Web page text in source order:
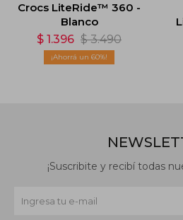
Crocs LiteRide™ 360 -
Blanco
$ 1.396 $ 3.490
60
¡Suscribite y recibí todas